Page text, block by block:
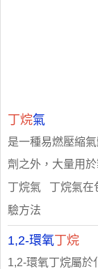
丁烷氣
是一種易燃壓縮
劑之外，大量用
丁烷氣 丁烷氣在
驗方法
1,2-環氧丁烷
1,2-環氧丁烷屬於